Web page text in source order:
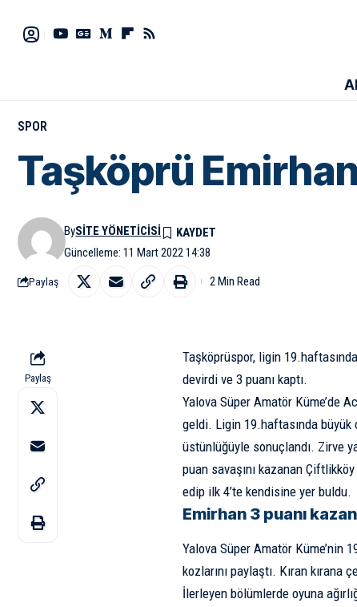
SPOR
Taşköprü
Güncelleme: 11 Mart 2022 14:38
BySITE YÖNETICISI
Paylaş 2 Min Read
Paylaş
Taşköprüspor, ligin
devirdi ve 3 puanı kaptı.
Yalova Süper Amatör Küme’de
geldi. Ligin 19.haftasında büyük
üstünlüğüyle sonuçlandı. Zirve
puan savaşını kazanan
edip ilk 4’te kendisine yer buldu.
Emirhan 3 puanı
Yalova Süper Amatör Küme’nin
kozlarını paylaştı. Kıran
İlerleyen bölümlerde oyuna